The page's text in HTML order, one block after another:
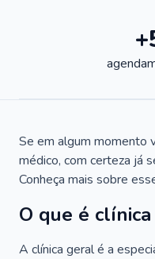
Se em algum momento
médico, com certeza já
Conheça mais sobre
O que é
A clínica geral é a